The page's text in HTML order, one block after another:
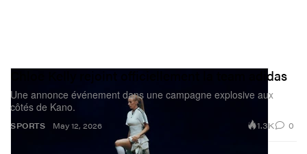
SPORTS
Chloe Kelly rejoint officiellement la team adidas
Une annonce événement dans une campagne explosive aux
côtés de Kano.
May 12, 2026 1.3K 0